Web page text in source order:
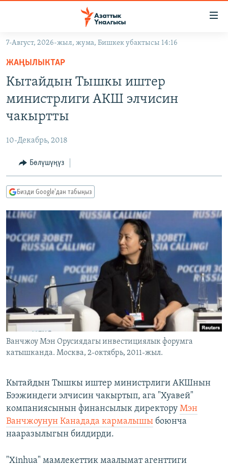
Навигацияга
өтүңүз
Издөөгө
салыңыз
МАДАНИЯТ
ТВ ПРОГРАММАЛАР
БҮГҮН АЗАТТЫКТА
ДАНИСТЕ
ЭЖЕ-СИҢДИЛЕР
ЫҢГАЙСЫЗ СУРООЛОР
ПОДКАСТ
Русский
ОНЛАЙН ШЕРИНЕ
ЭЕ/АРнун бардык сайттары
7-Август, 2026-жыл, жума, Бишкек убактысы 14:16
ЖАҢЫЛЫКТАР
Кытайдын Тышкы иштер
министрлиги АКШ элчисин
чакыртты
10-Декабрь, 2018
Бөлүшүңүз
Бизди Google'дан табыңыз
Ванчжоу Мэн Орусиядагы инвестициялык форумга
катышканда. Москва, 2-октябрь, 2011-жыл.
Кытайдын Тышкы иштер министрлиги АКШнын
Бээжиндеги элчисин чакыртып, ага "Хуавей"
компаниясынын финансылык директору Мэн
Ванчжоунун Канадада кармалышы боюнча
нааразылыгын билдирди.
"Xinhua" мамлекеттик маалымат агенттиги